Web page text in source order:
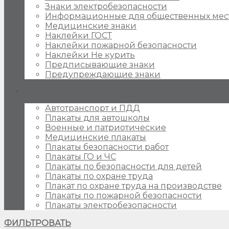
Знаки электробезопасности
Информационные для общественных
Медицинские знаки
Наклейки ГОСТ
Наклейки пожарной безопасности
Наклейки Не курить
Предписывающие знаки
Предупреждающие знаки
Автотранспорт и ПДД
Плакаты для автошколы
Военные и патриотические
Медицинские плакаты
Плакаты безопасности работ
Плакаты ГО и ЧС
Плакаты по безопасности для детей
Плакаты по охране труда
Плакат по охране труда на производстве
Плакаты по пожарной безопасности
Плакаты электробезопасности
ФИЛЬТРОВАТЬ